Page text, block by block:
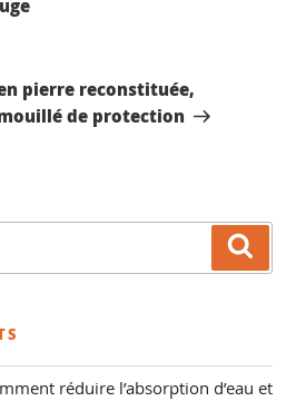
pierre reconstituée,
de protection
réduire l’absorption d’eau et